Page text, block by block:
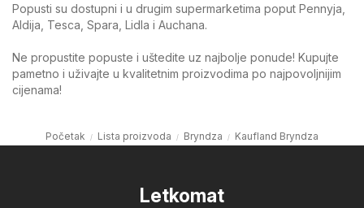
Popusti su dostupni i u drugim supermarketima poput Pennyja,
Aldija, Tesca, Spara, Lidla i Auchana.
Ne propustite popuste i uštedite uz najbolje ponude! Kupujte
pametno i uživajte u kvalitetnim proizvodima po najpovoljnijim
cijenama!
Početak Lista proizvoda Bryndza Kaufland Bryndza
Letkomat